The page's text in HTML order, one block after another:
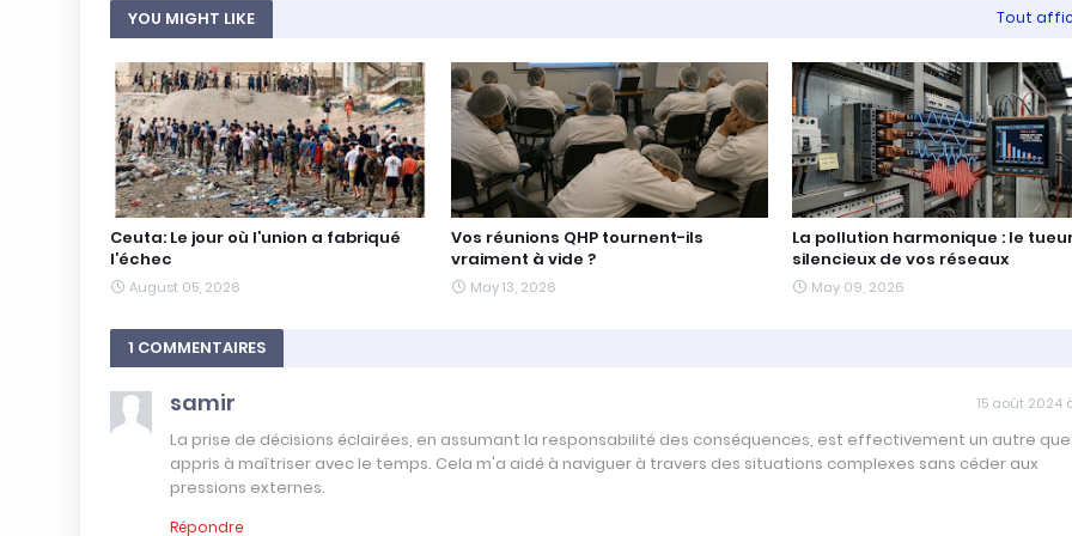
YOU MIGHT LIKE Tout
Ceuta: Le jour où l’union a fabriqué
l’échec
August 05, 2026
Vos réunions QHP tournent-ils
vraiment à vide ?
May 13, 2026
La pollution harmonique : le
silencieux de vos réseaux
May 09, 2026
1 COMMENTAIRES
samir 15 août 2024
La prise de décisions éclairées, en assumant la responsabilité des conséquences, est effectivement un autre
appris à maîtriser avec le temps. Cela m'a aidé à naviguer à travers des situations complexes sans céder aux
pressions externes.
Répondre